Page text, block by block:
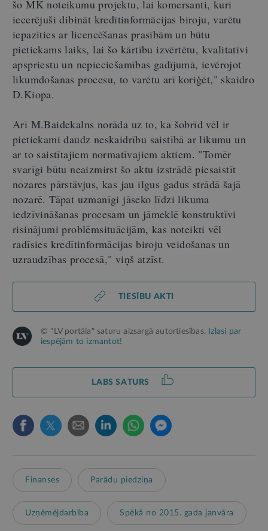
šo MK noteikumu projektu, lai komersanti, kuri
iecerējuši dibināt kredītinformācijas biroju, varētu
iepazīties ar licencēšanas prasībām un būtu
pietiekams laiks, lai šo kārtību izvērtētu, kvalitatīvi
apspriestu un nepieciešamības gadījumā, ievērojot
likumdošanas procesu, to varētu arī koriģēt," skaidro
D.Kiopa.
Arī M.Baidekalns norāda uz to, ka šobrīd vēl ir
pietiekami daudz neskaidrību saistībā ar likumu un
ar to saistītajiem normatīvajiem aktiem. "Tomēr
svarīgi būtu neaizmirst šo aktu izstrādē piesaistīt
nozares pārstāvjus, kas jau ilgus gadus strādā šajā
nozarē. Tāpat uzmanīgi jāseko līdzi likuma
iedzīvināšanas procesam un jāmeklē konstruktīvi
risinājumi problēmsituācijām, kas noteikti vēl
radīsies kredītinformācijas biroju veidošanas un
uzraudzības procesā," viņš atzīst.
TIESĪBU AKTI
© "LV portāla" saturu aizsargā autortiesības. Izlasi par
iespējām to izmantot!
LABS SATURS
Finanses Parādu piedziņa
Uzņēmējdarbība Spēkā no 2015. gada janvāra